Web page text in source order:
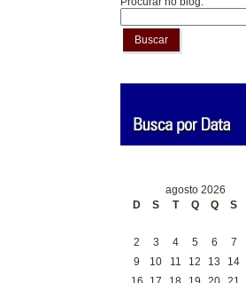
Buscar
agosto 2026
D
S T Q Q S
2
3 4 5 6 7
9
10 11 12 13 14